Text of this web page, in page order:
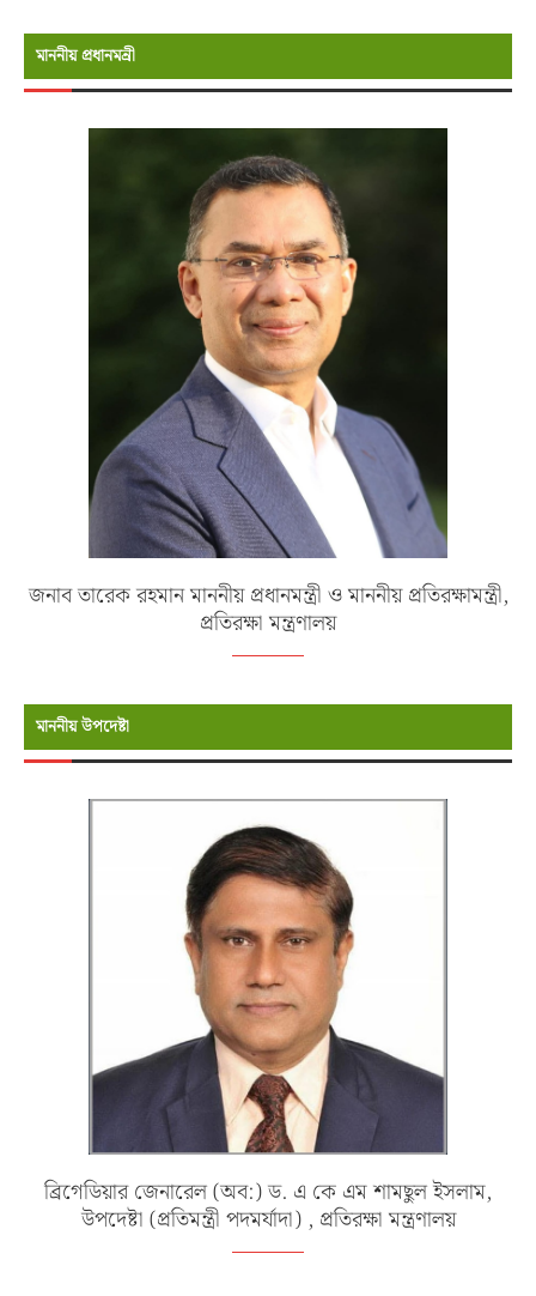
মাননীয় প্রধানমন্রী
জনাব তারেক রহমান মাননীয় প্রধানমন্ত্রী ও মাননীয় প্রতিরক্ষামন্ত্রী,
প্রতিরক্ষা মন্ত্রণালয়
মাননীয় উপদেষ্টা
ব্রিগেডিয়ার জেনারেল (অব:) ড. এ কে এম শামছুল ইসলাম,
উপদেষ্টা (প্রতিমন্ত্রী পদমর্যাদা) , প্রতিরক্ষা মন্ত্রণালয়